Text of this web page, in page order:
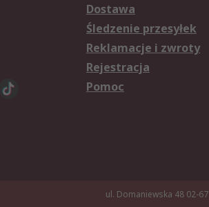
Dostawa
Śledzenie przesyłek
Reklamacje i zwroty
Rejestracja
Pomoc
ul. Domaniewska 48 02-